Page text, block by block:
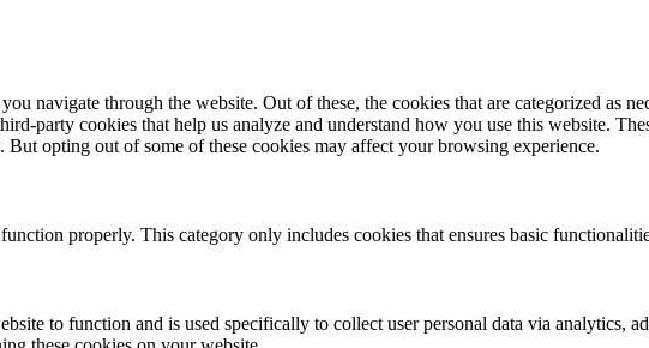
navigate through the website. Out of these, the cookies that are categorized as
party cookies that help us analyze and understand how you use this website.
opting out of some of these cookies may affect your browsing experience.
properly. This category only includes cookies that ensures basic
to function and is used specifically to collect user personal data via analytics,